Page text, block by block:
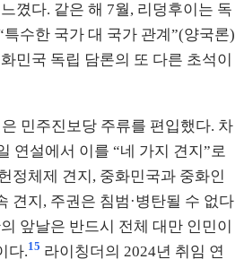
꼈다. 같은 해 7월, 리덩후이는 독
수한 국가 대 국가 관계”(양국론)
민국 독립 담론의 또 다른 초석이
민주진보당 주류를 편입했다. 차
연설에서 이를 “네 가지 견지”로
정체제 견지, 중화민국과 중화인
견지, 주권은 침범·병탄될 수 없다
앞날은 반드시 전체 대만 인민이
다.15 라이칭더의 2024년 취임 연